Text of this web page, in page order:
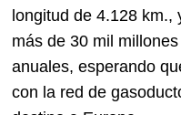
longitud de 4.128 km.,
más de 30 mil
anuales, esperando
con la red de